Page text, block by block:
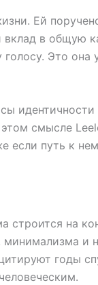
Ей
вклад в общую
Это
идентичности
смысле
если путь к
строится на
и
годы